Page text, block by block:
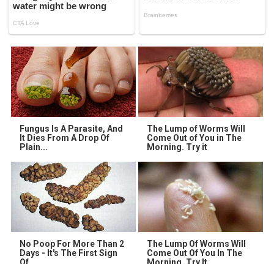
Fungus Is A Parasite, And
It Dies From A Drop Of
Plain...
The Lump of Worms Will
Come Out of You in The
Morning. Try it
No Poop For More Than 2
Days - It's The First Sign
Of
The Lump Of Worms Will
Come Out Of You In The
Morning. Try It